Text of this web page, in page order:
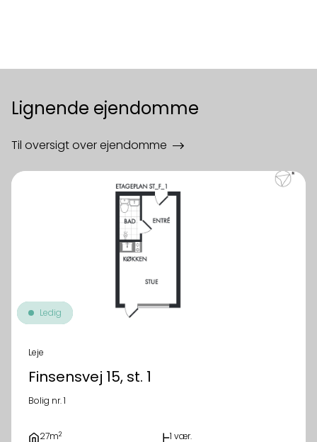
Lignende ejendomme
Til oversigt over ejendomme
Ledig
Leje
Finsensvej 15, st. 1
Bolig nr. 1
27m2 1 vær.